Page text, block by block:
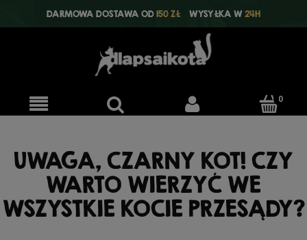
DARMOWA DOSTAWA OD150 ZŁ WYSYŁKA W24H
UWAGA, CZARNY KOT! CZY
WARTO WIERZYĆ WE
WSZYSTKIE KOCIE PRZESĄDY?